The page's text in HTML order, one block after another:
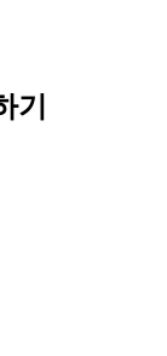
기